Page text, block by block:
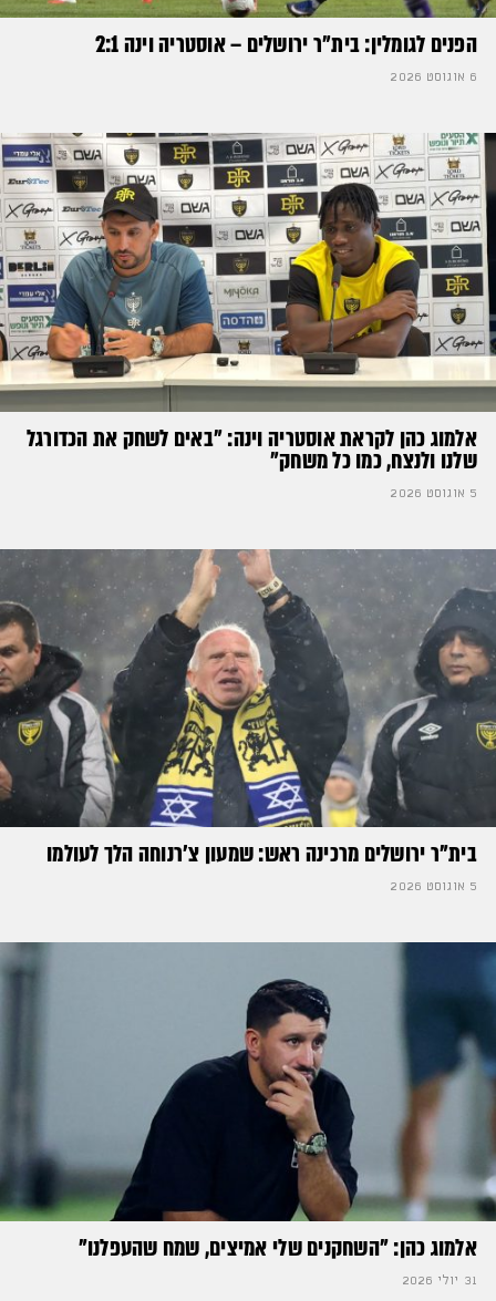
הפנים לגומלין: בית״ר ירושלים – אוסטריה וינה 2:1
6 אוגוסט 2026
אלמוג כהן לקראת אוסטריה וינה: ״באים לשחק את הכדורגל
שלנו ולנצח, כמו כל משחק״
5 אוגוסט 2026
בית"ר ירושלים מרכינה ראש: שמעון צ'רנוחה הלך לעולמו
5 אוגוסט 2026
אלמוג כהן: "השחקנים שלי אמיצים, שמח שהעפלנו"
31 יולי 2026